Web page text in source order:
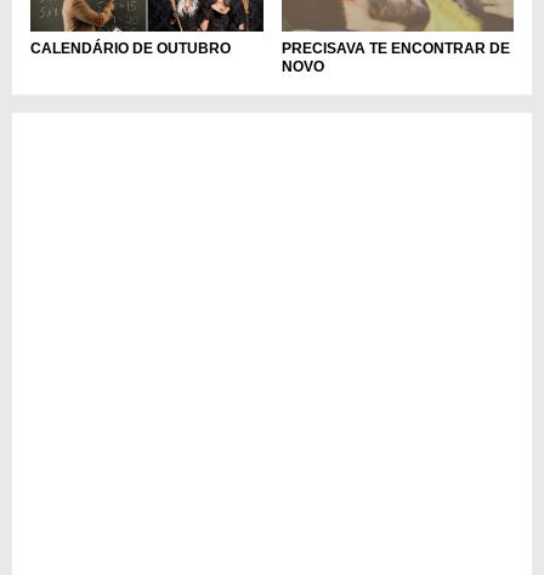
CALENDÁRIO DE OUTUBRO
PRECISAVA TE ENCONTRAR DE
NOVO